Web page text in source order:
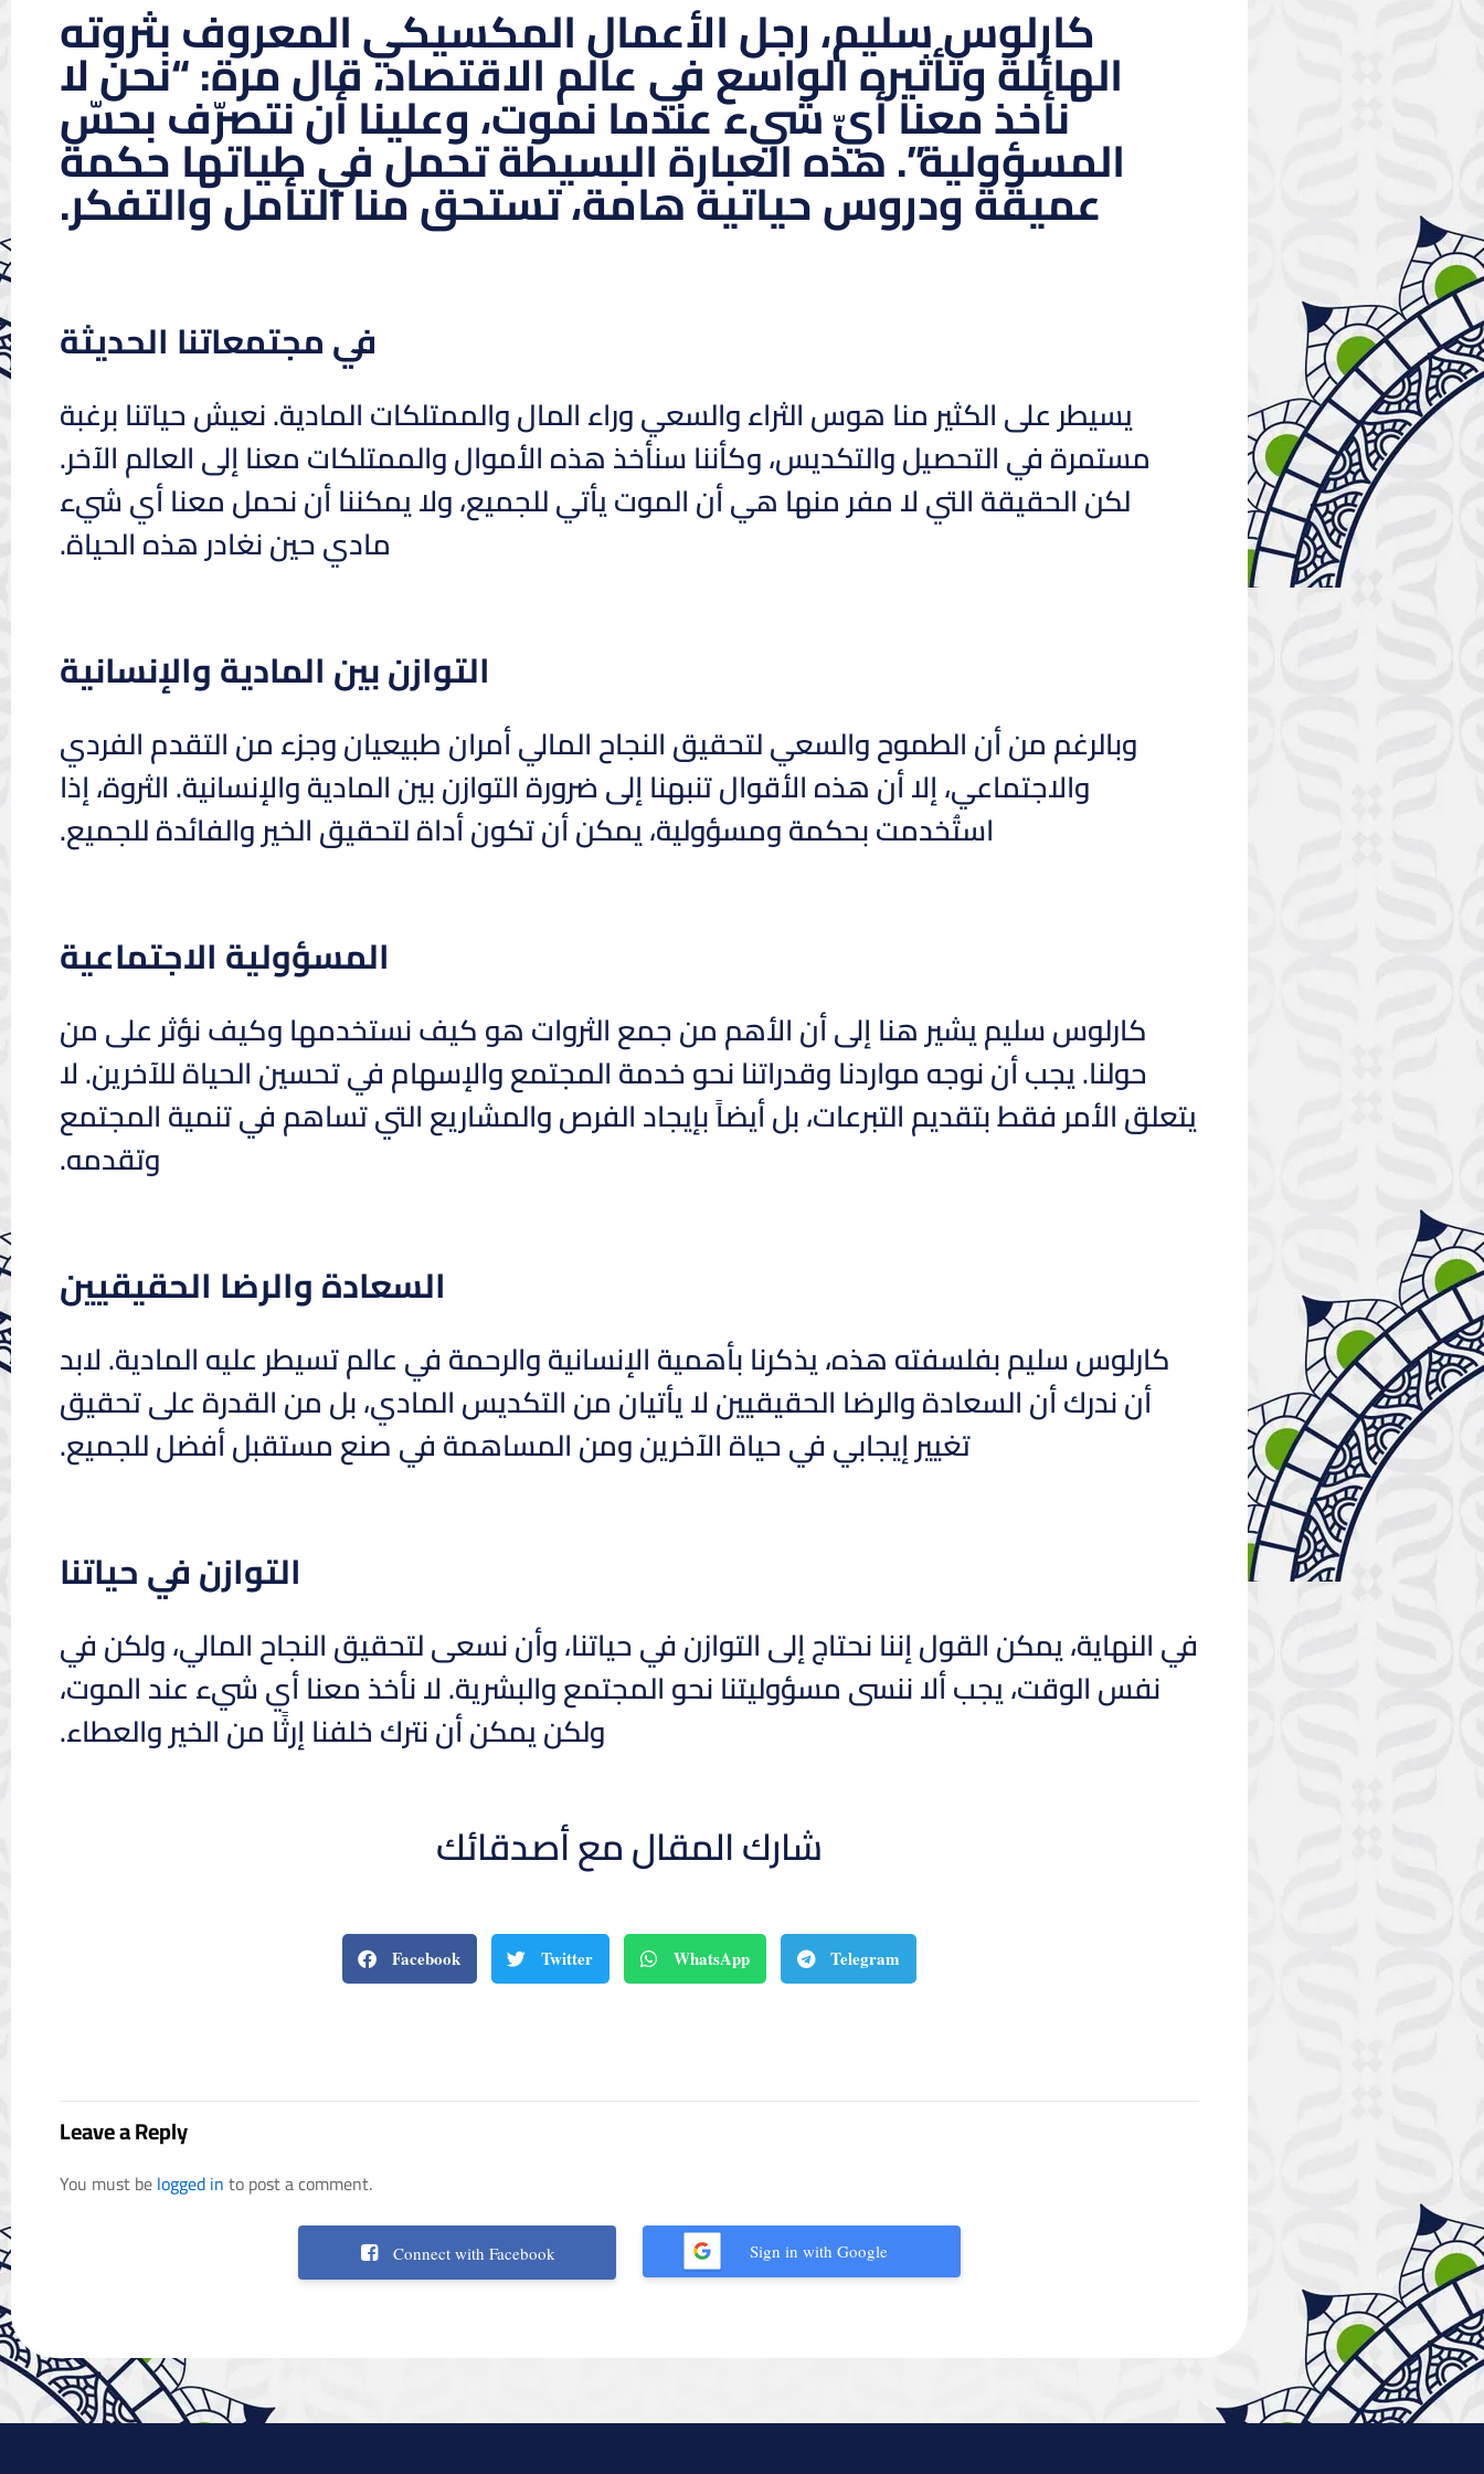
كارلوس سليم، رجل الأعمال المكسيكي المعروف بثروته
الهائلة وتأثيره الواسع في عالم الاقتصاد، قال مرة: “نحن لا
نأخذ معنا أيّ شيء عندما نموت، وعلينا أن نتصرّف بحسّ
المسؤولية”. هذه العبارة البسيطة تحمل في طياتها حكمة
عميقة ودروس حياتية هامة، تستحق منا التأمل والتفكر.
في مجتمعاتنا الحديثة
يسيطر على الكثير منا هوس الثراء والسعي وراء المال والممتلكات المادية. نعيش حياتنا برغبة
مستمرة في التحصيل والتكديس، وكأننا سنأخذ هذه الأموال والممتلكات معنا إلى العالم الآخر.
لكن الحقيقة التي لا مفر منها هي أن الموت يأتي للجميع، ولا يمكننا أن نحمل معنا أي شيء
مادي حين نغادر هذه الحياة.
التوازن بين المادية والإنسانية
وبالرغم من أن الطموح والسعي لتحقيق النجاح المالي أمران طبيعيان وجزء من التقدم الفردي
والاجتماعي، إلا أن هذه الأقوال تنبهنا إلى ضرورة التوازن بين المادية والإنسانية. الثروة، إذا
استُخدمت بحكمة ومسؤولية، يمكن أن تكون أداة لتحقيق الخير والفائدة للجميع.
المسؤولية الاجتماعية
كارلوس سليم يشير هنا إلى أن الأهم من جمع الثروات هو كيف نستخدمها وكيف نؤثر على من
حولنا. يجب أن نوجه مواردنا وقدراتنا نحو خدمة المجتمع والإسهام في تحسين الحياة للآخرين. لا
يتعلق الأمر فقط بتقديم التبرعات، بل أيضاً بإيجاد الفرص والمشاريع التي تساهم في تنمية المجتمع
وتقدمه.
السعادة والرضا الحقيقيين
كارلوس سليم بفلسفته هذه، يذكرنا بأهمية الإنسانية والرحمة في عالم تسيطر عليه المادية. لابد
أن ندرك أن السعادة والرضا الحقيقيين لا يأتيان من التكديس المادي، بل من القدرة على تحقيق
تغيير إيجابي في حياة الآخرين ومن المساهمة في صنع مستقبل أفضل للجميع.
التوازن في حياتنا
في النهاية، يمكن القول إننا نحتاج إلى التوازن في حياتنا، وأن نسعى لتحقيق النجاح المالي، ولكن في
نفس الوقت، يجب ألا ننسى مسؤوليتنا نحو المجتمع والبشرية. لا نأخذ معنا أي شيء عند الموت،
ولكن يمكن أن نترك خلفنا إرثًا من الخير والعطاء.
شارك المقال مع أصدقائك
Facebook Twitter WhatsApp Telegram
Leave a Reply
You must belogged into post a comment.
Connect with Facebook Sign in with Google